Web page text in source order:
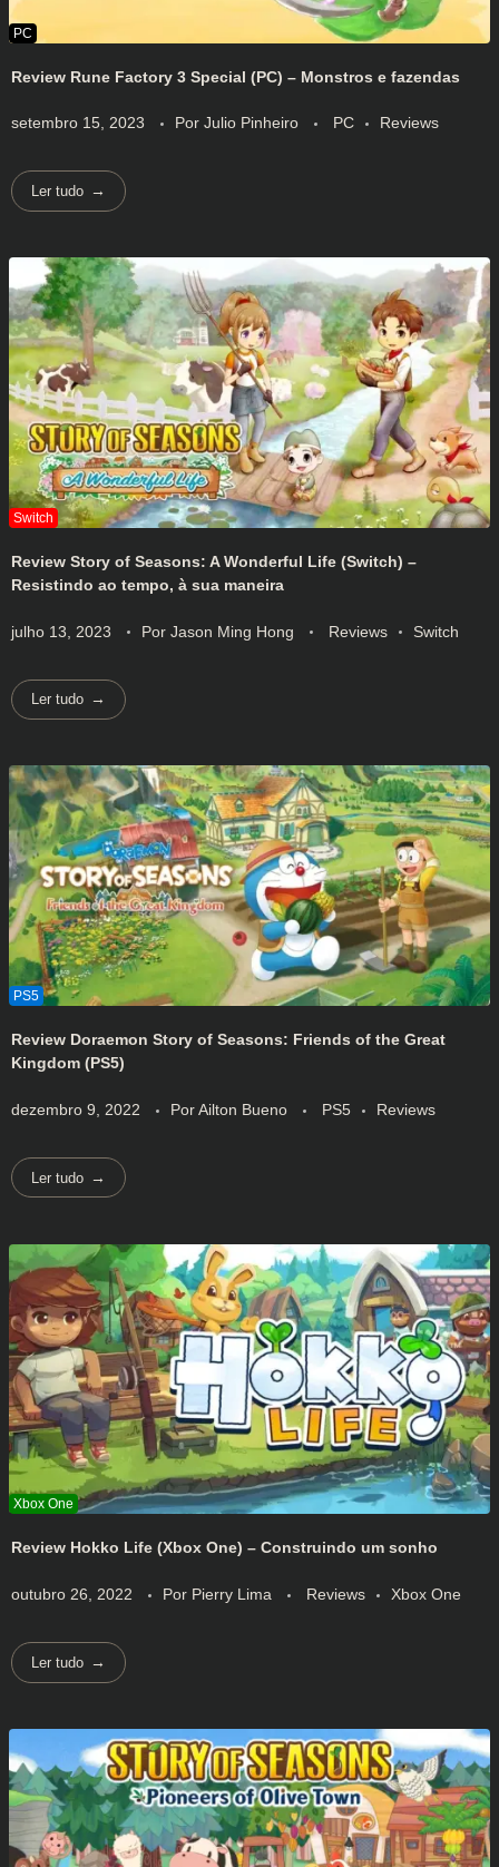
Review Rune Factory 3 Special (PC) – Monstros e fazendas
setembro 15, 2023 Por Julio Pinheiro PC Reviews
Ler tudo
Review Story of Seasons: A Wonderful Life (Switch) –
Resistindo ao tempo, à sua maneira
julho 13, 2023 Por Jason Ming Hong Reviews Switch
Ler tudo
Review Doraemon Story of Seasons: Friends of the Great
Kingdom (PS5)
dezembro 9, 2022 PorAilton Bueno PS5 Reviews
Ler tudo
Review Hokko Life (Xbox One) – Construindo um sonho
outubro 26, 2022 Por Pierry Lima Reviews Xbox One
Ler tudo